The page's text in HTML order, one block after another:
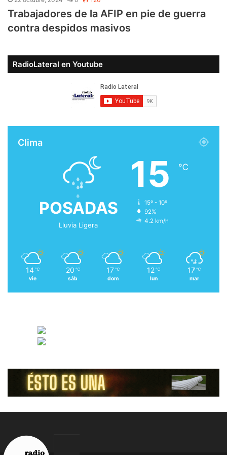
Trabajadores de la AFIP en pie de guerra
contra despidos masivos
RadioLateral en Youtube
Clima
POSADAS
Lluvia Ligera
15 ℃
15º - 10º
92%
4.2 km/h
14 ℃
vie
20 ℃
sáb
17 ℃
dom
12 ℃
lun
17 ℃
mar